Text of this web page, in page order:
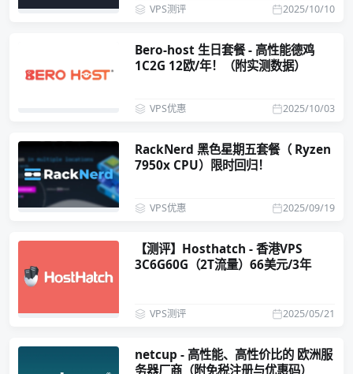
2025/10/10
VPS测评
Bero-host 生日套餐 - 高性能德鸡
1C2G 12欧/年！（附实测数据）
2025/10/03
VPS优惠
RackNerd 黑色星期五套餐（ Ryzen
7950x CPU）限时回归！
2025/09/19
VPS优惠
【测评】Hosthatch - 香港VPS
3C6G60G（2T流量）66美元/3年
2025/05/21
VPS测评
netcup - 高性能、高性价比的 欧洲服
务器厂商（附免税注册与优惠码）